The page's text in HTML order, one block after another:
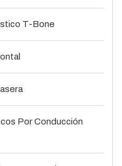
T-Bone
Por Conducción